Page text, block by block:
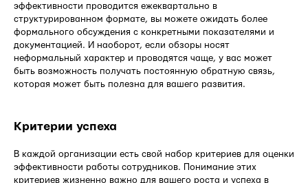
эффективности проводится ежеквартально в
структурированном формате, вы можете ожидать более
формального обсуждения с конкретными показателями и
документацией. И наоборот, если обзоры носят
неформальный характер и проводятся чаще, у вас может
быть возможность получать постоянную обратную связь,
которая может быть полезна для вашего развития.
Критерии успеха
В каждой организации есть свой набор критериев для оценки
эффективности работы сотрудников. Понимание этих
критериев жизненно важно для вашего роста и успеха в